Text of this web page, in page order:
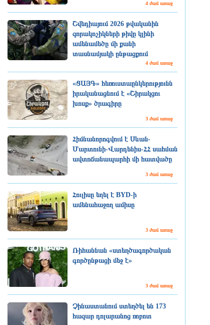
4 ժամ առաջ
Շվեդիայում 2026 թվականին
զորակոչիկների թիվը կլինի
ամենամեծը մի քանի
տասնամյակի ընթացքում
4 ժամ առաջ
«ՑԱՅԳ» հեռուստաընկերությունն
իրականացնում է «Շիրակցու
խոսք» ծրագիրը
3 ժամ առաջ
Հիմնանորոգվում է Սևան-
Մարտունի-Վարդենիս-ՀՀ սահման
ավտոճանապարհի մի հատվածը
3 ժամ առաջ
Հուլիսը եղել է BYD-ի
ամենահաջող ամիսը
3 ժամ առաջ
Ռիհաննան «ստեղծագործական
գործընթացի մեջ է»
3 ժամ առաջ
Չինաստանում ստեղծել են 173
հազար դոլարանոց ռոբոտ